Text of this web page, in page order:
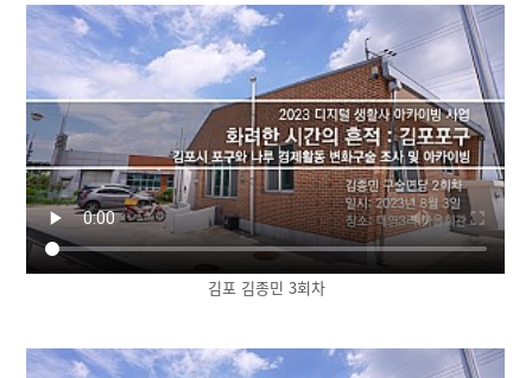
김포 김종민 3회차